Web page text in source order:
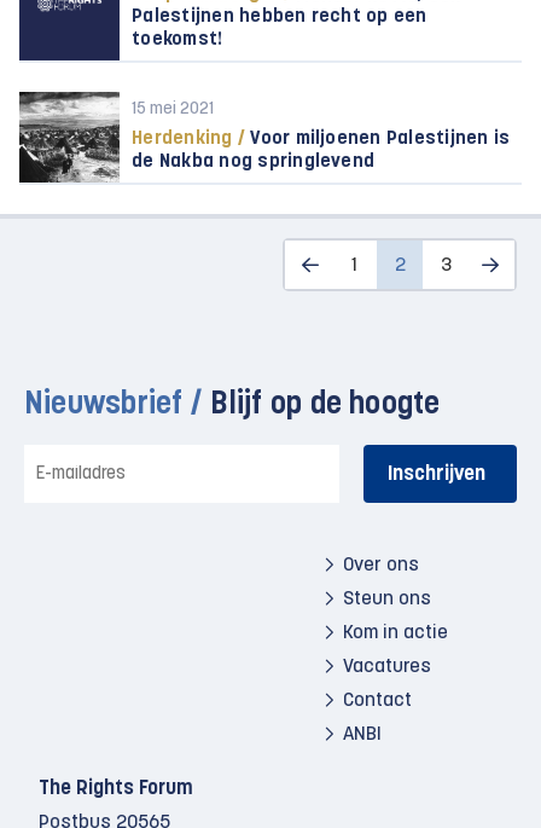
Palestijnen hebben recht op een
toekomst!
15 mei 2021
Herdenking / Voor miljoenen Palestijnen is
de Nakba nog springlevend
1 2 3
Nieuwsbrief / Blijf op de hoogte
mailadres
Over ons
Steun ons
Kom in actie
Vacatures
Contact
ANBI
The Rights Forum
Postbus 20565